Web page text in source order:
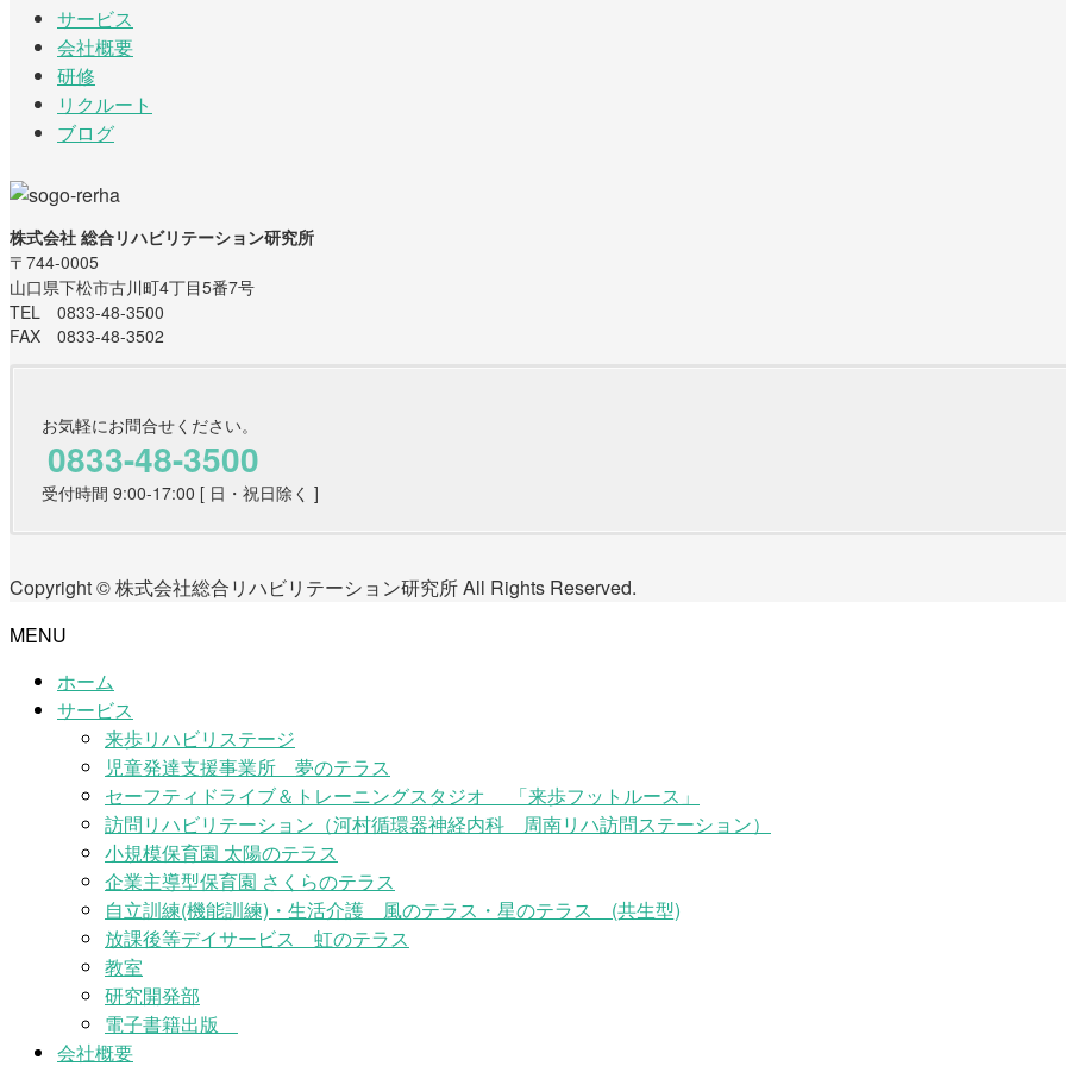
サービス
会社概要
研修
リクルート
ブログ
株式会社 総合リハビリテーション研究所
〒744-0005
山口県下松市古川町4丁目5番7号
TEL 0833-48-3500
FAX 0833-48-3502
お気軽にお問合せください。
0833-48-3500
受付時間 9:00-17:00 [ 日・祝日除く ]
Copyright © 株式会社総合リハビリテーション研究所 All Rights Reserved.
MENU
ホーム
サービス
来歩リハビリステージ
児童発達支援事業所 夢のテラス
セーフティドライブ＆トレーニングスタジオ 「来歩フットルース」
訪問リハビリテーション（河村循環器神経内科 周南リハ訪問ステーション）
小規模保育園 太陽のテラス
企業主導型保育園 さくらのテラス
自立訓練(機能訓練)・生活介護 風のテラス・星のテラス (共生型)
放課後等デイサービス 虹のテラス
教室
研究開発部
電子書籍出版
会社概要